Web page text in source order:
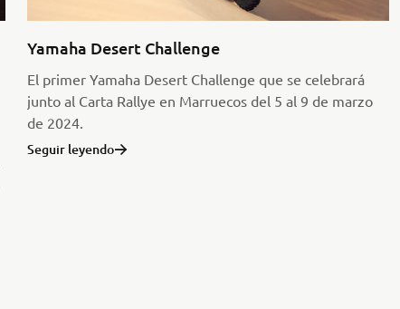
Yamaha Desert Challenge
El primer Yamaha Desert Challenge que se celebrará
junto al Carta Rallye en Marruecos del 5 al 9 de marzo
de 2024.
Seguir leyendo